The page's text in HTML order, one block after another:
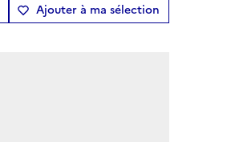
Ajouter à ma sélection